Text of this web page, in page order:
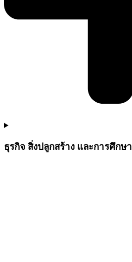
ธุรกิจ สิ่งปลูกสร้าง และการศึกษา